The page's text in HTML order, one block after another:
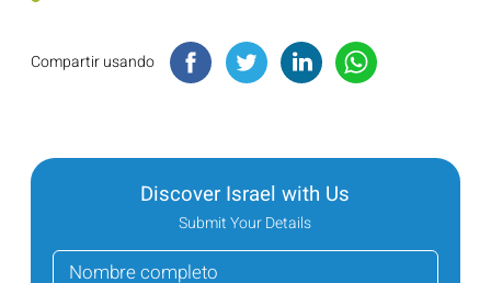
Compartir usando
Discover Israel with Us
Submit Your Details